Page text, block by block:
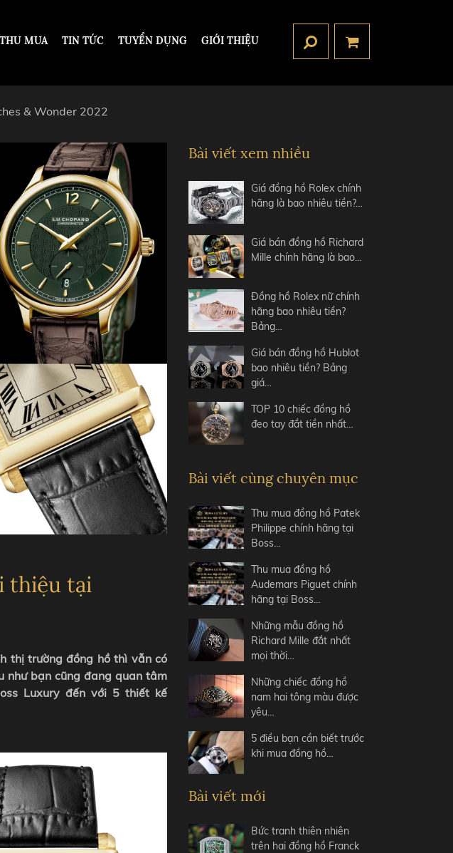
200 TRIỆU VNĐ
TỪ 200 - 500 TRIỆU VNĐ
TỪ 500 TRIỆU - 1 TỶ VNĐ
1 - 2 TỶ VNĐ
TỪ 2 TỶ - 5 TỶ VNĐ
THU MUA TIN TỨC TUYỂN DỤNG GIỚI THIỆU
& Wonder 2022
thiệu tại
thị trường đồng hồ thì vẫn có
như bạn cũng đang quan tâm
Luxury đến với 5 thiết kế
Bài viết xem nhiều
Giá đồng hồ Rolex chính
hãng là bao nhiêu tiền?…
Giá bán đồng hồ Richard
Mille chính hãng là bao…
Đồng hồ Rolex nữ chính
hãng bao nhiêu tiền?
Bảng…
Giá bán đồng hồ Hublot
bao nhiêu tiền? Bảng
giá…
TOP 10 chiếc đồng hồ
đeo tay đắt tiền nhất…
Bài viết cùng chuyên mục
Thu mua đồng hồ Patek
Philippe chính hãng tại
Boss…
Thu mua đồng hồ
Audemars Piguet chính
hãng tại Boss…
Những mẫu đồng hồ
Richard Mille đắt nhất
mọi thời…
Những chiếc đồng hồ
nam hai tông màu được
yêu…
5 điều bạn cần biết trước
khi mua đồng hồ…
Bài viết mới
Bức tranh thiên nhiên
trên hai đồng hồ Franck